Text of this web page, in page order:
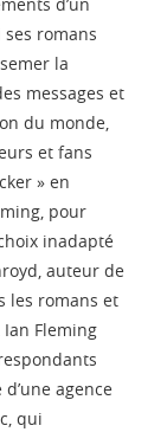
d’un
romans
la
messages et
du monde,
et fans
» en
pour
inadapté
auteur de
les romans et
Fleming
agence
qui